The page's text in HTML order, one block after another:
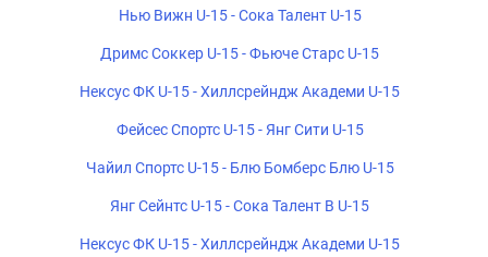
Нью Вижн U-15 - Сока Талент U-15
Дримс Соккер U-15 - Фьюче Старс U-15
Нексус ФК U-15 - Хиллсрейндж Академи U-15
Фейсес Спортс U-15 - Янг Сити U-15
Чайил Спортс U-15 - Блю Бомберс Блю U-15
Янг Сейнтс U-15 - Сока Талент B U-15
Нексус ФК U-15 - Хиллсрейндж Академи U-15